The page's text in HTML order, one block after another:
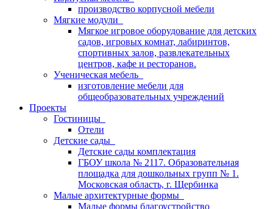
производство корпусной мебели
Мягкие модули
Мягкое игровое оборудование для детских
садов, игровых комнат, лабиринтов,
спортивных залов, развлекательных
центров, кафе и ресторанов.
Ученическая мебель
изготовление мебели для
общеобразовательных учреждений
Проекты
Гостиницы
Отели
Детские сады
Детские сады комплектация
ГБОУ школа № 2117. Образовательная
площадка для дошкольных групп № 1.
Московская область, г. Щербинка
Малые архитектурные формы
Малые формы благоустройство